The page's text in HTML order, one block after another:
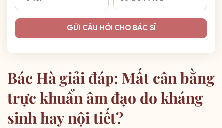
GỬI CÂU HỎI CHO BÁC SĨ
Bác Hà giải đáp: Mất cân bằng
trực khuẩn âm đạo do kháng
sinh hay nội tiết?